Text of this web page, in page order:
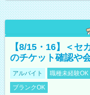
【8/15・16】＜セ
のチケット確認や
アルバイト 職種未経験OK
ブランクOK